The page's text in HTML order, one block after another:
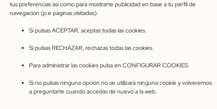
tus preferencias así como para mostrarte publicidad en base a tu perfil de
navegación (p.e páginas visitadas).
Si pulsas ACEPTAR, aceptas todas las cookies.
Si pulsas RECHAZAR, rechazas todas las cookies.
Para administrar las cookies pulsa en CONFIGURAR COOKIES.
Si no pulsas ninguna opción no se utilizará ninguna cookie y volveremos
a preguntarte cuando accedas de nuevo a la web.
Condiciones de compra
Mapa del sitio
Preguntas frecuentes
Comunicación Digital